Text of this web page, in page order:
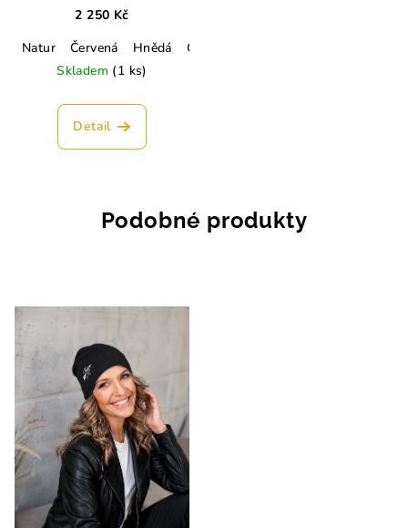
2 250 Kč
Natur
Červená Hnědá Černá
Skladem (1 ks)
Detail
Podobné produkty